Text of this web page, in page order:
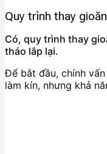
Quy trình thay
Có, quy trình thay
tháo lắp lại.
Để bắt đầu, chính
làm kín, nhưng khả